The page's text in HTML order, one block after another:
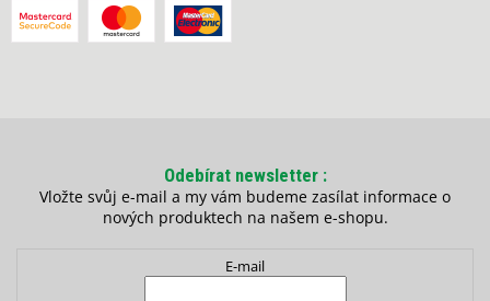
Odebírat newsletter
Vložte svůj e-mail a my vám budeme zasílat informace o
nových produktech na našem e-shopu.
E-mail